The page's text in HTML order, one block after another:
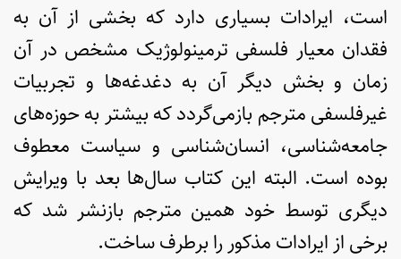
است، ایرادات بسیاری دارد که بخشی از آن به
فقدان معیار فلسفی ترمینولوژیک مشخص در آن
زمان و بخش دیگر آن به دغدغه‌ها و تجربیات
غیرفلسفی مترجم بازمی‌گردد که بیشتر به حوزه‌های
جامعه‌شناسی، انسان‌شناسی و سیاست معطوف
بوده است. البته این کتاب سال‌ها بعد با ویرایش
دیگری توسط خود همین مترجم بازنشر شد که
برخی از ایرادات مذکور را برطرف ساخت.